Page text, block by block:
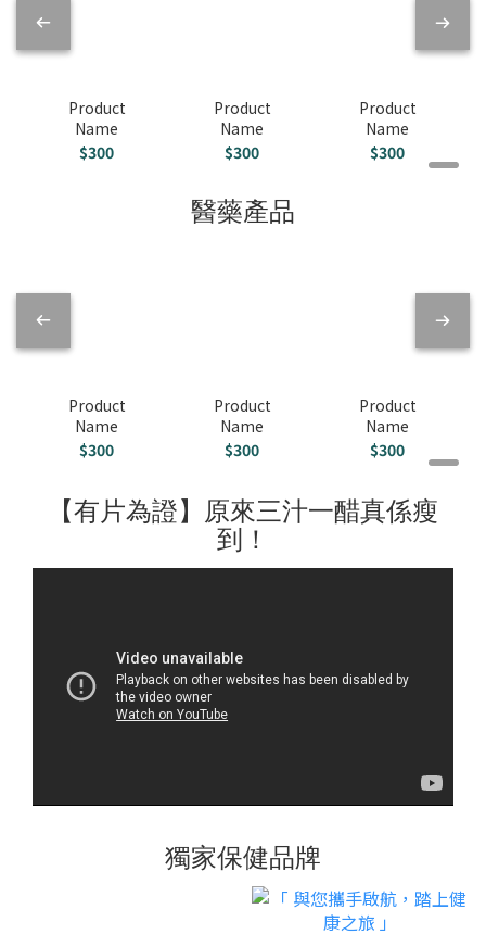
Product
Name
$300
Product
Name
$300
Product
Name
$300
醫藥產品
Product
Name
$300
Product
Name
$300
Product
Name
$300
【有片為證】原來三汁一醋真係瘦
到！
獨家保健品牌